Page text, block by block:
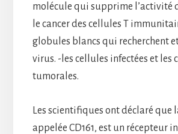
molécule qui supprime l’activité
le cancer des cellules T
globules blancs qui recherchent
virus. -les cellules infectées et les
tumorales.
Les scientifiques ont déclaré que
appelée CD161, est un récepteur